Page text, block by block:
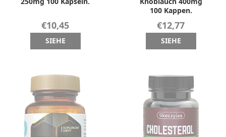
250mg 100 Kapseln.
€10,45
SIEHE
Knoblauch 400mg
100 Kappen.
€12,77
SIEHE